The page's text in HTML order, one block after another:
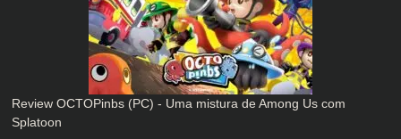
Review OCTOPinbs (PC) - Uma mistura de Among Us com
Splatoon